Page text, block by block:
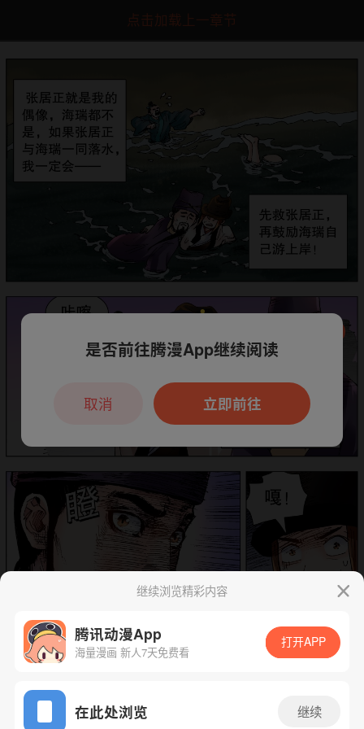
点击加载上一章节
App免费看
下一话
继续浏览精彩内容
腾讯动漫App
海量漫画 新人7天免费看
打开APP
在此处浏览 继续
本章节仅支持App阅读，可打开App新用
户7天免费看
是否前往腾漫App继续阅读
立即前往
取消